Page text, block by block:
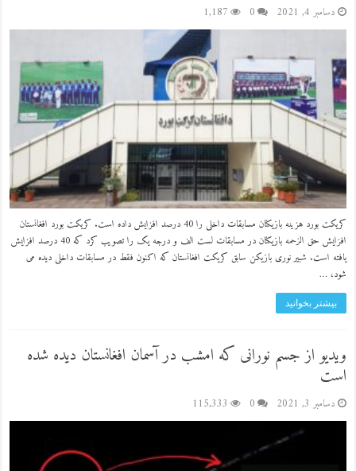
دسامبر 4, 2021 0
1,187
کریکت بورد هزینه بازیکنان مسابقات داخلی را 40 درصد افزایش داده است. کریکت بورد افغانستان
افزایش حق الزحمه بازیکنان در مسابقات لست الف و درجه یک را تصویب کرد که 40 درصد افزایش
یافته است. شبیر نوری بازیکن سابق کریکت افغانستان که اکنون فقط در مسابقات داخلی دیده می
شود، …
بیشتر بخوانید
ویدیو از جسم نورانی که امشب در آسمان افغانستان دیده شده
است
دسامبر 3, 2021 0
115,333